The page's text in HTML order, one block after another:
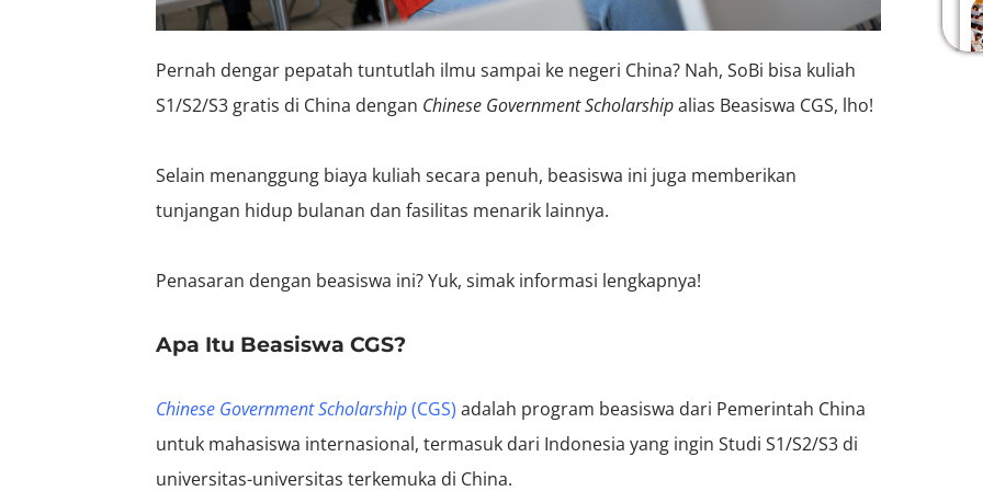
Pernah dengar pepatah tuntutlah ilmu sampai ke negeri China? Nah, SoBi bisa kuliah
S1/S2/S3 gratis di China dengan Chinese Government Scholarshipalias Beasiswa CGS, lho!
Selain menanggung biaya kuliah secara penuh, beasiswa ini juga memberikan
tunjangan hidup bulanan dan fasilitas menarik lainnya.
Penasaran dengan beasiswa ini? Yuk, simak informasi lengkapnya!
Apa Itu Beasiswa CGS?
Chinese Government Scholarship(CGS) adalah program beasiswa dari Pemerintah China
untuk mahasiswa internasional, termasuk dari Indonesia yang ingin Studi S1/S2/S3 di
universitas-universitas terkemuka di China.